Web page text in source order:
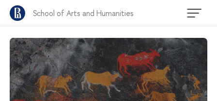
School of Arts and Humanities